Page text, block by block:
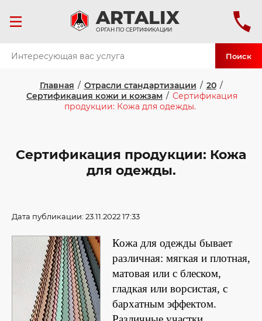
ARTALIX
ОРГАН ПО СЕРТИФИКАЦИИ
Поиск
Главная / Отрасли стандартизации / 20 /
Сертификация кожи и кожзам / Сертификация
продукции: Кожа для одежды.
Сертификация продукции: Кожа
для одежды.
Дата публикации: 23.11.2022 17:33
Кожа для одежды бывает
различная: мягкая и плотная,
матовая или с блеском,
гладкая или ворсистая, с
бархатным эффектом.